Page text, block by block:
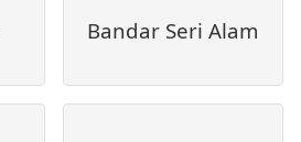
Bandar Seri Alam